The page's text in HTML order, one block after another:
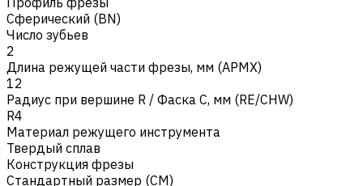
Сферический (BN)
Число зубьев
2
Длина режущей части фрезы, мм (APMX)
12
Радиус при вершине R / Фаска C, мм (RE/CHW)
R4
Материал режущего инструмента
Твердый сплав
Конструкция фрезы
Стандартный размер (CM)